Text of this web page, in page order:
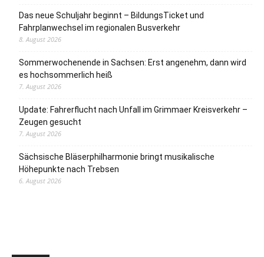
Das neue Schuljahr beginnt – BildungsTicket und
Fahrplanwechsel im regionalen Busverkehr
8. August 2026
Sommerwochenende in Sachsen: Erst angenehm, dann wird
es hochsommerlich heiß
7. August 2026
Update: Fahrerflucht nach Unfall im Grimmaer Kreisverkehr –
Zeugen gesucht
7. August 2026
Sächsische Bläserphilharmonie bringt musikalische
Höhepunkte nach Trebsen
6. August 2026